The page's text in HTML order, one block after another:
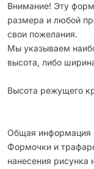
Внимание! Эту
размера и любой
свои пожелания.
Мы указываем
высота, либо
Высота режущего
Общая информация
Формочки и
нанесения рисунка